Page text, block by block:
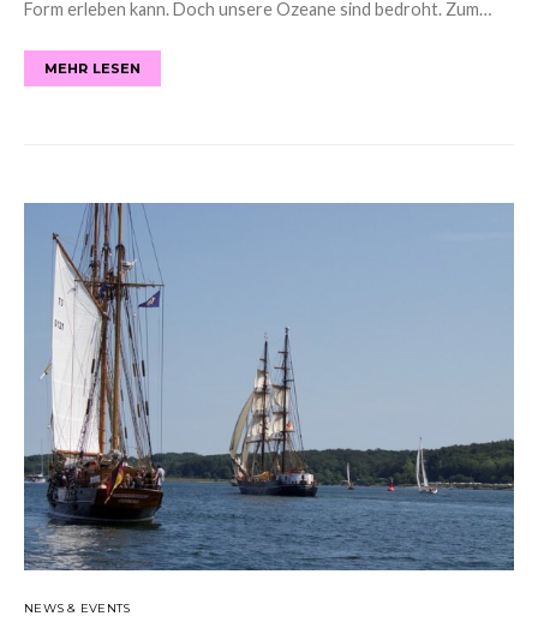
Form erleben kann. Doch unsere Ozeane sind bedroht. Zum…
MEHR LESEN
NEWS & EVENTS